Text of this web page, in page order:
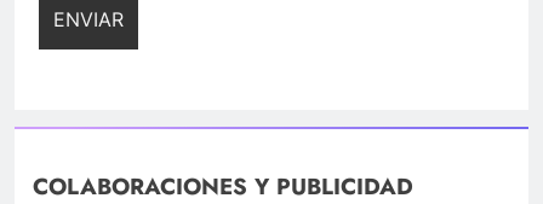
COLABORACIONES Y PUBLICIDAD